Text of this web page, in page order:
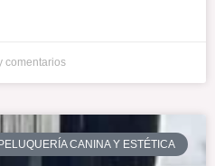
comentarios
CANINA Y ESTÉTICA